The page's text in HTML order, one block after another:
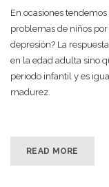
En ocasiones
problemas de niños por
depresión? La
en la edad adulta sino
periodo infantil y es
madurez.
READ MORE